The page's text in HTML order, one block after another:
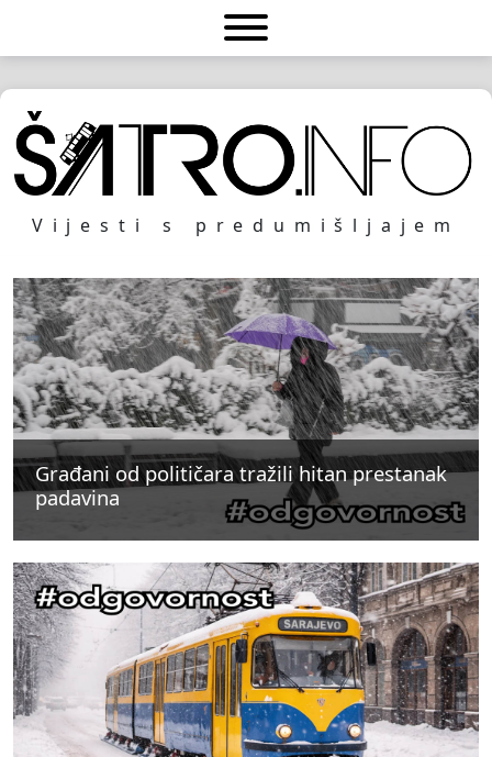
Vijesti s predumišljajem
Građani od političara tražili hitan prestanak
padavina
Građani od političara tražili hitan prestanak
padavina
Građani od političara tražili hitan prestanak
padavina